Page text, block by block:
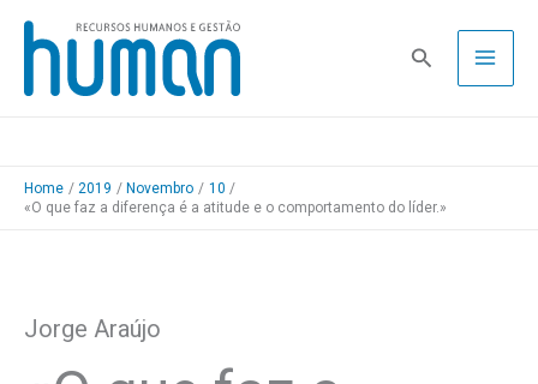
Skip
content
Pesquisa
Home 2019 Novembro
10
«O que faz a diferença é a atitude e o comportamento do líder.»
Jorge Araújo